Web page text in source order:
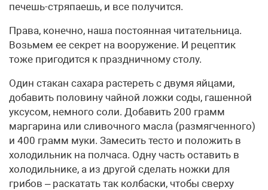
печешь-стряпаешь, и все получится.
Права, конечно, наша постоянная читательница.
Возьмем ее секрет на вооружение. И рецептик
тоже пригодится к праздничному столу.
Один стакан сахара растереть с двумя яйцами,
добавить половину чайной ложки соды, гашенной
уксусом, немного соли. Добавить 200 грамм
маргарина или сливочного масла (размягченного)
и 400 грамм муки. Замесить тесто и положить в
холодильник на полчаса. Одну часть оставить в
холодильнике, а из другой сделать ножки для
грибов – раскатать так колбаски, чтобы сверху